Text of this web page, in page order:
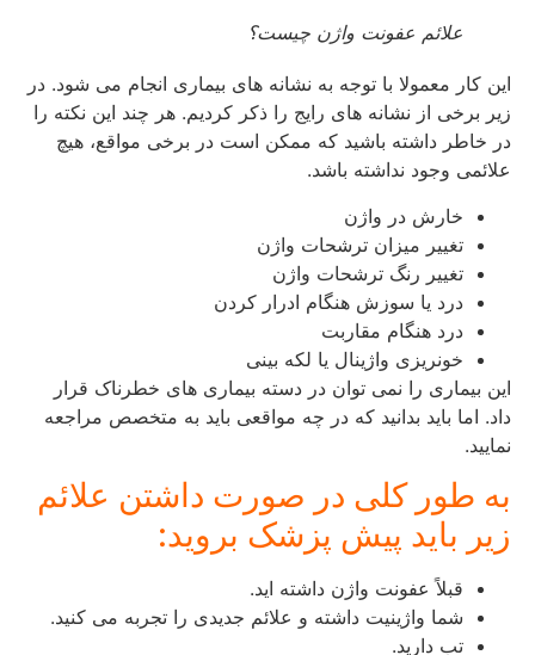
علائم عفونت واژن چیست؟
این کار معمولا با توجه به نشانه های بیماری انجام می شود. در
زیر برخی از نشانه های رایج را ذکر کردیم. هر چند این نکته را
در خاطر داشته باشید که ممکن است در برخی مواقع، هیچ
علائمی وجود نداشته باشد.
خارش در واژن
تغییر میزان ترشحات واژن
تغییر رنگ ترشحات واژن
درد یا سوزش هنگام ادرار کردن
درد هنگام مقاربت
خونریزی واژینال یا لکه بینی
این بیماری را نمی توان در دسته بیماری های خطرناک قرار
داد. اما باید بدانید که در چه مواقعی باید به متخصص مراجعه
نمایید.
به طور کلی در صورت داشتن علائم
زیر باید پیش پزشک بروید:
قبلاً عفونت واژن داشته اید.
شما واژینیت داشته و علائم جدیدی را تجربه می کنید.
تب دارید.